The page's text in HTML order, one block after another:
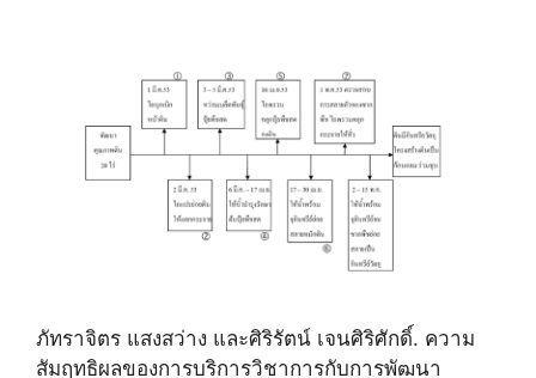
ภัทราจิตร แสงสว่าง และศิริรัตน์ เจนศิริศักดิ์. ความ
สัมฤทธิผลของการบริการวิชาการกับการพัฒนา